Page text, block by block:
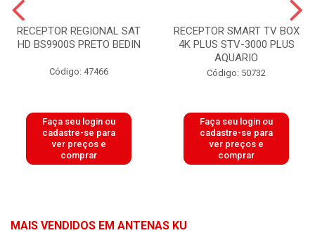
RECEPTOR REGIONAL SAT
HD BS9900S PRETO BEDIN
Código: 47466
Faça seu login ou
cadastre-se para
ver preços e
comprar
RECEPTOR SMART TV BOX
4K PLUS STV-3000 PLUS
AQUARIO
Código: 50732
Faça seu login ou
cadastre-se para
ver preços e
comprar
MAIS VENDIDOS EM ANTENAS KU